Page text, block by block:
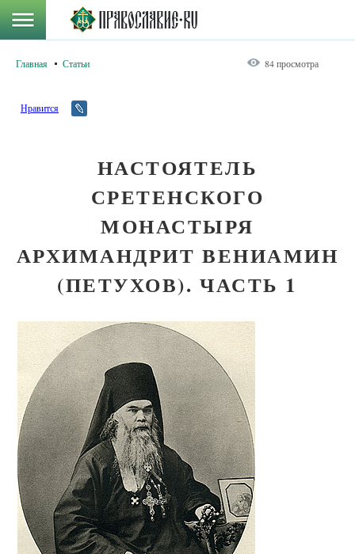
Главная Статьи 84 просмотра
Нравится
НАСТОЯТЕЛЬ
СРЕТЕНСКОГО
МОНАСТЫРЯ
АРХИМАНДРИТ ВЕНИАМИН
(ПЕТУХОВ). ЧАСТЬ 1